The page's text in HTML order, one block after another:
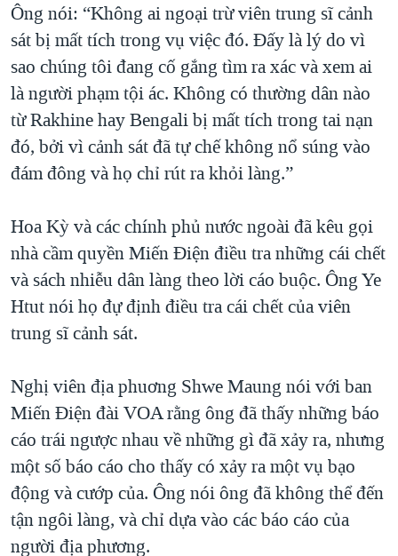
Ông nói: “Không ai ngoại trừ viên trung sĩ cảnh
sát bị mất tích trong vụ việc đó. Ðấy là lý do vì
sao chúng tôi đang cố gắng tìm ra xác và xem ai
là người phạm tội ác. Không có thường dân nào
từ Rakhine hay Bengali bị mất tích trong tai nạn
đó, bởi vì cảnh sát đã tự chế không nổ súng vào
đám đông và họ chỉ rút ra khỏi làng.”
Hoa Kỳ và các chính phủ nước ngoài đã kêu gọi
nhà cầm quyền Miến Ðiện điều tra những cái chết
và sách nhiễu dân làng theo lời cáo buộc. Ông Ye
Htut nói họ đự định điều tra cái chết của viên
trung sĩ cảnh sát.
Nghị viên địa phuơng Shwe Maung nói với ban
Miến Ðiện đài VOA rằng ông đã thấy những báo
cáo trái ngược nhau về những gì đã xảy ra, nhưng
một số báo cáo cho thấy có xảy ra một vụ bạo
động và cướp của. Ông nói ông đã không thể đến
tận ngôi làng, và chỉ dựa vào các báo cáo của
người địa phương.